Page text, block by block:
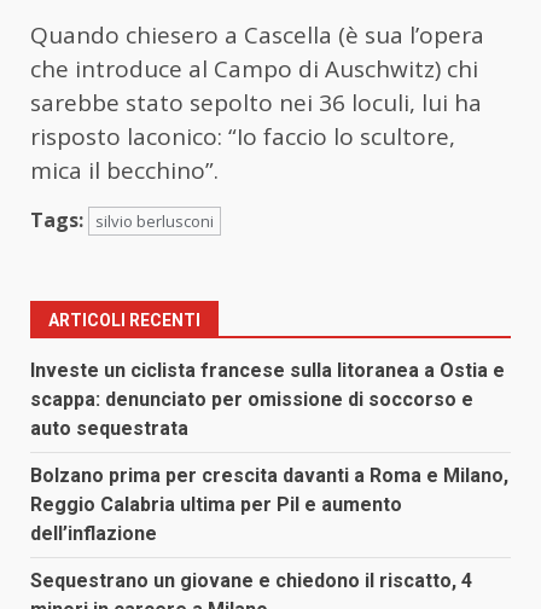
Quando chiesero a Cascella (è sua l’opera
che introduce al Campo di Auschwitz) chi
sarebbe stato sepolto nei 36 loculi, lui ha
risposto laconico: “Io faccio lo scultore,
mica il becchino”.
Tags: silvio berlusconi
ARTICOLI RECENTI
Investe un ciclista francese sulla litoranea a Ostia e
scappa: denunciato per omissione di soccorso e
auto sequestrata
Bolzano prima per crescita davanti a Roma e Milano,
Reggio Calabria ultima per Pil e aumento
dell’inflazione
Sequestrano un giovane e chiedono il riscatto, 4